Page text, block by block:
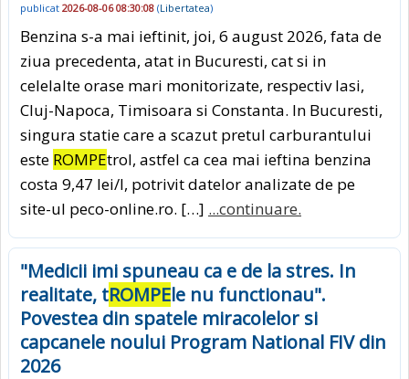
publicat 2026-08-06 08:30:08 (Libertatea)
Benzina s-a mai ieftinit, joi, 6 august 2026, fata de
ziua precedenta, atat in Bucuresti, cat si in
celelalte orase mari monitorizate, respectiv Iasi,
Cluj-Napoca, Timisoara si Constanta. In Bucuresti,
singura statie care a scazut pretul carburantului
este ROMPEtrol, astfel ca cea mai ieftina benzina
costa 9,47 lei/l, potrivit datelor analizate de pe
site-ul peco-online.ro. […] ...continuare.
"Medicii imi spuneau ca e de la stres. In
realitate, tROMPEle nu functionau".
Povestea din spatele miracolelor si
capcanele noului Program National FIV din
2026